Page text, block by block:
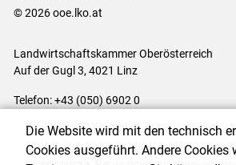
© 2026 ooe.lko.at
Landwirtschaftskammer Oberösterreich
Auf der Gugl 3, 4021 Linz
Telefon: +43 (050) 6902 0
Impressum|Kontakt|Gewinnspiele|
Die Website wird mit den technisch
Cookies ausgeführt. Andere Cookies